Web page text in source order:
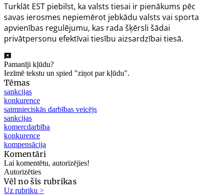
Turklāt EST piebilst, ka valsts tiesai ir pienākums pēc
savas ierosmes nepiemērot jebkādu valsts vai sporta
apvienības regulējumu, kas rada šķērsli šādai
privātpersonu efektīvai tiesību aizsardzībai tiesā.
Pamanīji kļūdu?
Iezīmē tekstu un spied "ziņot par kļūdu".
Tēmas
sankcijas
konkurence
saimnieciskās darbības veicējs
sankcijas
komercdarbība
konkurence
kompensācija
Komentāri
Lai komentētu, autorizējies!
Autorizēties
Vēl no šīs rubrikas
Uz rubriku >